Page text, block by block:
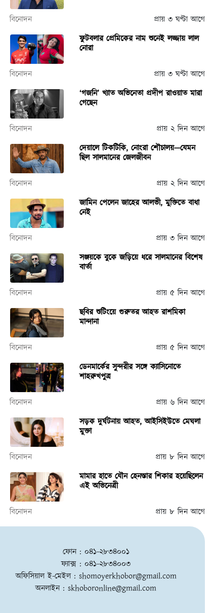
বিনোদন
প্রায় ৩ ঘণ্টা আগে
ফুটবলার প্রেমিকের নাম শুনেই লজ্জায় লাল
নোরা
বিনোদন
প্রায় ৩ ঘণ্টা আগে
‘গজনি’ খ্যাত অভিনেতা প্রদীপ রাওয়াত মারা
গেছেন
বিনোদন
প্রায় ২ দিন আগে
দেয়ালে টিকটিকি, নোংরা শৌচালয়—যেমন
ছিল সালমানের জেলজীবন
বিনোদন
প্রায় ২ দিন আগে
জামিন পেলেন জাহের আলভী, মুক্তিতে বাধা
নেই
বিনোদন
প্রায় ৩ দিন আগে
সঞ্জয়কে বুকে জড়িয়ে ধরে সালমানের বিশেষ
বার্তা
বিনোদন
প্রায় ৫ দিন আগে
ছবির শুটিংয়ে গুরুতর আহত রাশমিকা
মান্দানা
বিনোদন
প্রায় ৫ দিন আগে
ডেনমার্কের সুন্দরীর সঙ্গে ক্যাসিনোতে
শাহরুখপুত্র
বিনোদন
প্রায় ৬ দিন আগে
সড়ক দুর্ঘটনায় আহত, আইসিইউতে মেঘলা
মুক্তা
বিনোদন
প্রায় ৮ দিন আগে
মামার হাতে যৌন হেনস্তার শিকার হয়েছিলেন
এই অভিনেত্রী
বিনোদন প্রায় ৮ দিন আগে
ফোন : ০৪১-২৮৩৪০০১
ফ্যাক্স : ০৪১-২৮৩৪০০৩
অফিসিয়াল ই-মেইল : shomoyerkhobor@gmail.com
অনলাইন :skhoboronline@gmail.com